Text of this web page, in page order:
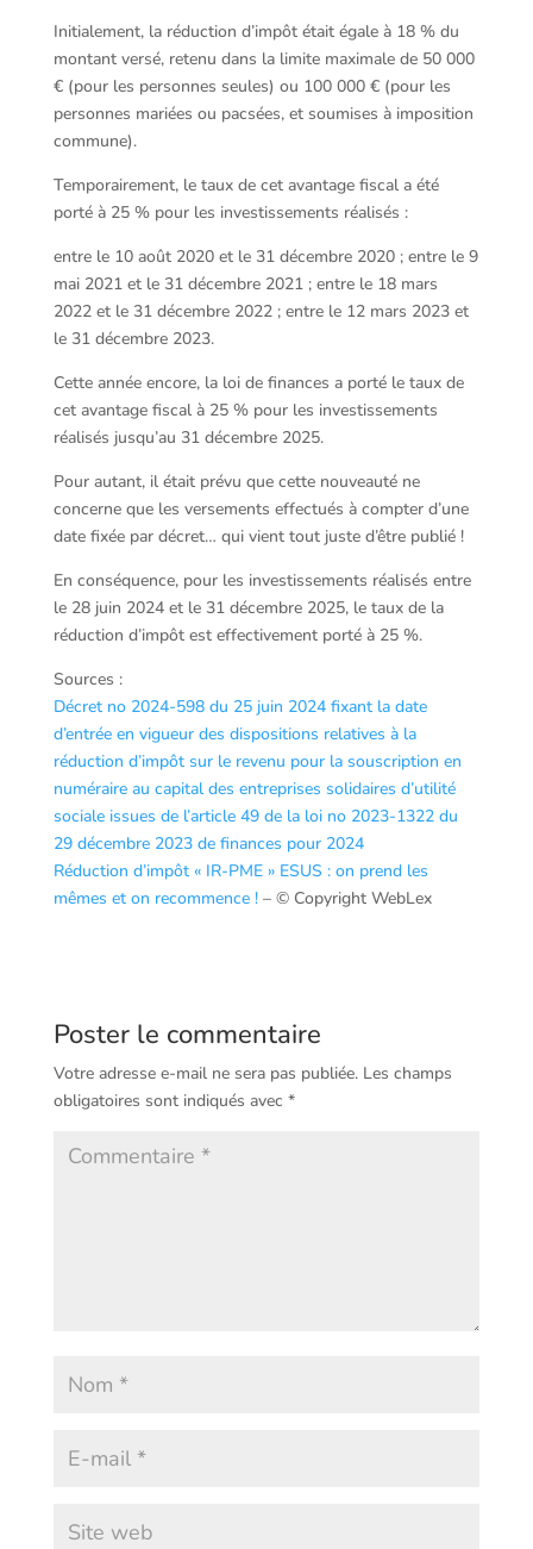
Initialement, la réduction d’impôt était égale à 18 % du
montant versé, retenu dans la limite maximale de 50 000
€ (pour les personnes seules) ou 100 000 € (pour les
personnes mariées ou pacsées, et soumises à imposition
commune).
Temporairement, le taux de cet avantage fiscal a été
porté à 25 % pour les investissements réalisés :
entre le 10 août 2020 et le 31 décembre 2020 ; entre le 9
mai 2021 et le 31 décembre 2021 ; entre le 18 mars
2022 et le 31 décembre 2022 ; entre le 12 mars 2023 et
le 31 décembre 2023.
Cette année encore, la loi de finances a porté le taux de
cet avantage fiscal à 25 % pour les investissements
réalisés jusqu’au 31 décembre 2025.
Pour autant, il était prévu que cette nouveauté ne
concerne que les versements effectués à compter d’une
date fixée par décret… qui vient tout juste d’être publié !
En conséquence, pour les investissements réalisés entre
le 28 juin 2024 et le 31 décembre 2025, le taux de la
réduction d’impôt est effectivement porté à 25 %.
Sources :
Décret no 2024-598 du 25 juin 2024 fixant la date
d’entrée en vigueur des dispositions relatives à la
réduction d’impôt sur le revenu pour la souscription en
numéraire au capital des entreprises solidaires d’utilité
sociale issues de l’article 49 de la loi no 2023-1322 du
29 décembre 2023 de finances pour 2024
Réduction d’impôt « IR-PME » ESUS : on prend les
mêmes et on recommence !– © Copyright WebLex
Poster le commentaire
Votre adresse e-mail ne sera pas publiée. Les champs
obligatoires sont indiqués avec *